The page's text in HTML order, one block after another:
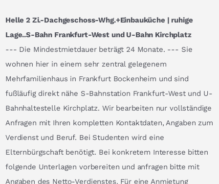
Helle 2 Zi.-Dachgeschoss-Whg.+Einbauküche | ruhige
Lage..S-Bahn Frankfurt-West und U-Bahn Kirchplatz
--- Die Mindestmietdauer beträgt 24 Monate. --- Sie
wohnen hier in einem sehr zentral gelegenem
Mehrfamilienhaus in Frankfurt Bockenheim und sind
fußläufig direkt nähe S-Bahnstation Frankfurt-West und U-
Bahnhaltestelle Kirchplatz. Wir bearbeiten nur vollständige
Anfragen mit Ihren kompletten Kontaktdaten, Angaben zum
Verdienst und Beruf. Bei Studenten wird eine
Elternbürgschaft benötigt. Bei konkretem Interesse bitten
folgende Unterlagen vorbereiten und anfragen bitte mit
Angaben des Netto-Verdienstes. Für eine Anmietung